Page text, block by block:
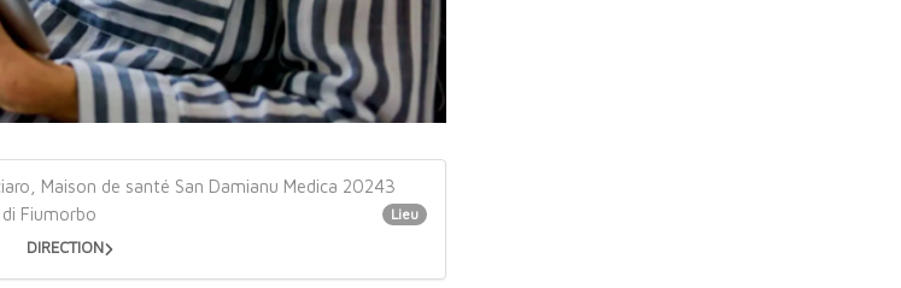
Maison de santé San Damianu Medica 20243
Fiumorbo
Lieu
DIRECTION